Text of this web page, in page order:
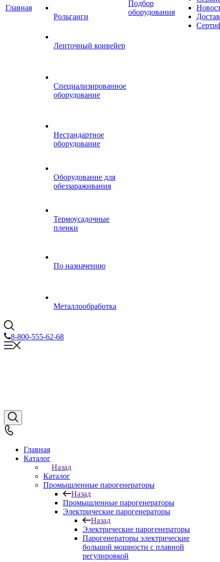
Главная
Рольганги
Ленточный конвейер
Специализированное
оборудование
Нестандартное
оборудование
Оборудование для
обеззараживания
Термоусадочные
пленки
По назначению
Металлообработка
Подбор
оборудования
8-800-555-62-68
Главная
Каталог
Назад
Каталог
Промышленные парогенераторы
Назад
Промышленные парогенераторы
Электрические парогенераторы
Назад
Электрические парогенераторы
Парогенераторы электрические
большой мощности с плавной
регулировкой